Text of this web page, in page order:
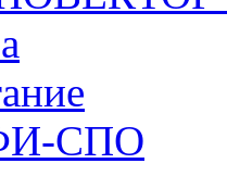
СПО